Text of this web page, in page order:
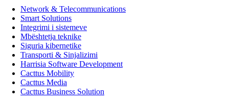
Network & Telecommunications
Smart Solutions
Integrimi i sistemeve
Mbështetja teknike
Siguria kibernetike
Transporti & Sinjalizimi
Harrisia Software Development
Cacttus Mobility
Cacttus Media
Cacttus Business Solution